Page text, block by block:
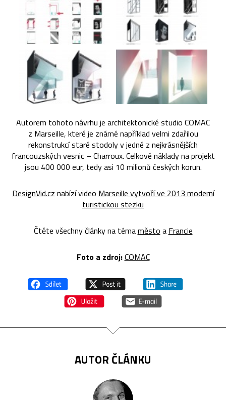
Autorem tohoto návrhu je architektonické studio COMAC
z Marseille, které je známé například velmi zdařilou
rekonstrukcí staré stodoly v jedné z nejkrásnějších
francouzských vesnic – Charroux. Celkové náklady na projekt
jsou 400 000 eur, tedy asi 10 milionů českých korun.
DesignVid.cz nabízí video Marseille vytvoří ve 2013 moderní
turistickou stezku
Čtěte všechny články na témaměsto a Francie
Foto a zdroj:COMAC
AUTOR ČLÁNKU